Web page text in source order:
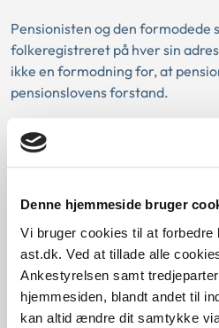
Denne hjemmeside bruger
Vi bruger cookies til at forbedre
ast.dk. Ved at tillade alle
Ankestyrelsen samt
hjemmesiden, blandt andet til
kan altid ændre dit samtykke
Pensionisten og den formodede
folkeregistreret på hver sin
ikke en formodning for, at
pensionslovens forstand.
Det fremgik ikke klart af
pensionisten og den formodede
omfang, pensionisten havde
formodede samlever.
Udbetaling Danmark skulle
om, hvordan pensionisten og
havde indrettet sig økonomisk,
indrettet sig i forhold til praktiske